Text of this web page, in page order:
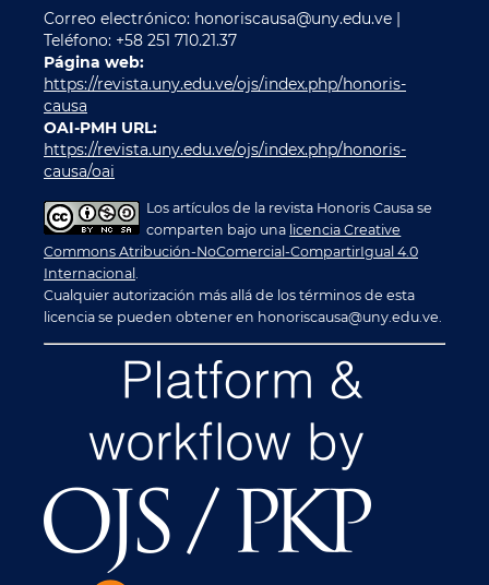
Correo electrónico: honoriscausa@uny.edu.ve |
Teléfono: +58 251 710.21.37
Página web:
https://revista.uny.edu.ve/ojs/index.php/honoris-
causa
OAI-PMH URL:
https://revista.uny.edu.ve/ojs/index.php/honoris-
causa/oai
Los artículos de la revista Honoris Causa se
comparten bajo una licencia Creative
Commons Atribución-NoComercial-CompartirIgual 4.0
Internacional .
Cualquier autorización más allá de los términos de esta
licencia se pueden obtener en honoriscausa@uny.edu.ve.